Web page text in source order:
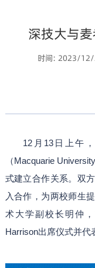
深技大与
时间: 2023/
12月13日上午
（Macquarie
式建立合作关系。双
入合作，为两校师生
术大学副校长明仲
Harrison出席仪式并代